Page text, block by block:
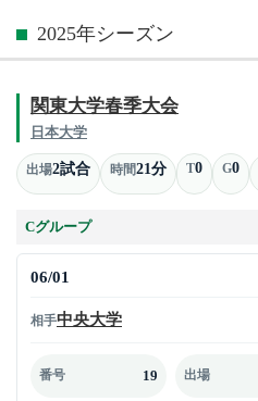
2025年シーズン
関東大学春季大会
日本大学
出場2試合 時間21分 T0 G0
Cグループ
06/01
相手中央大学
番号 19 出場